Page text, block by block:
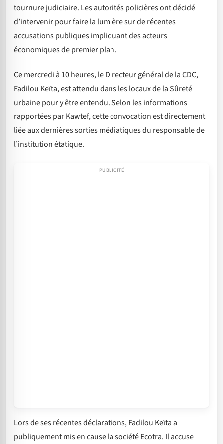
tournure judiciaire. Les autorités policières ont décidé
d’intervenir pour faire la lumière sur de récentes
accusations publiques impliquant des acteurs
économiques de premier plan.
Ce mercredi à 10 heures, le Directeur général de la CDC,
Fadilou Keïta, est attendu dans les locaux de la Sûreté
urbaine pour y être entendu. Selon les informations
rapportées par Kawtef, cette convocation est directement
liée aux dernières sorties médiatiques du responsable de
l’institution étatique.
Lors de ses récentes déclarations, Fadilou Keïta a
publiquement mis en cause la société Ecotra. Il accuse